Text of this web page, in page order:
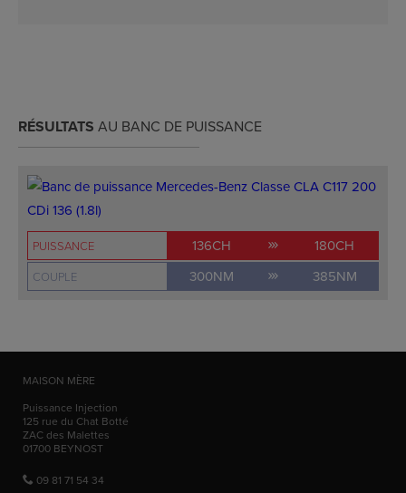
RÉSULTATS AU BANC DE PUISSANCE
PUISSANCE 136CH 180CH
COUPLE 300NM 385NM
MAISON MÈRE
Puissance Injection
125 rue du Chat Botté
ZAC des Malettes
01700 BEYNOST
09 81 71 54 34